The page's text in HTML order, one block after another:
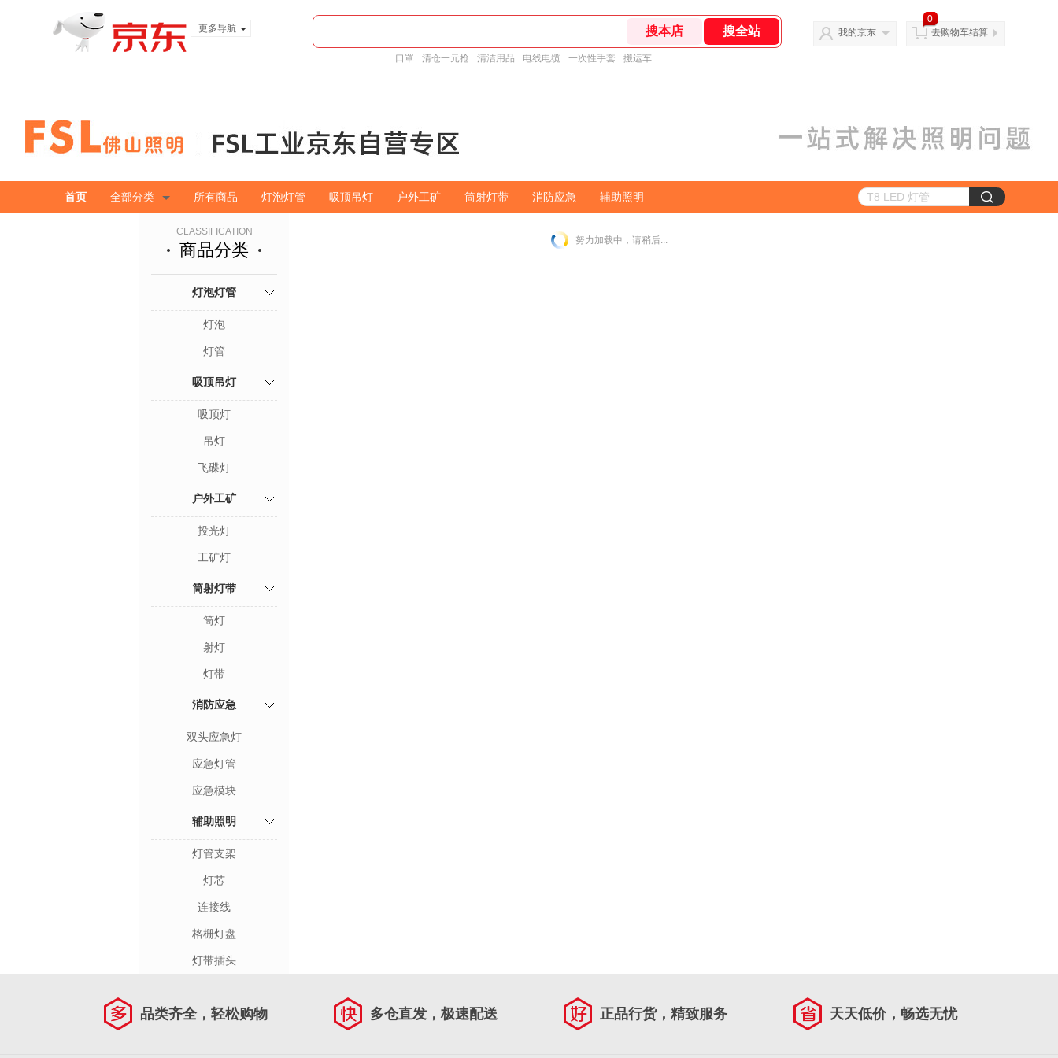
更多导航
口罩 清仓一元抢 清洁用品 电线电缆 一次性手套 搬运车
我的京东
0
去购物车结算
首页 全部分类 所有商品 灯泡灯管 吸顶吊灯 户外工矿 筒射灯带 消防应急 辅助照明
CLASSIFICATION
商品分类
灯泡灯管
灯泡
灯管
吸顶吊灯
吸顶灯
吊灯
飞碟灯
户外工矿
投光灯
工矿灯
筒射灯带
筒灯
射灯
灯带
消防应急
双头应急灯
应急灯管
应急模块
辅助照明
灯管支架
灯芯
连接线
格栅灯盘
灯带插头
努力加载中，请稍后...
品类齐全，轻松购物 多仓直发，极速配送 正品行货，精致服务 天天低价，畅选无忧